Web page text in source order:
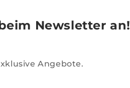
Newsletter an!
Angebote.